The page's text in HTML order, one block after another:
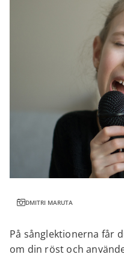
DMITRI MARUTA
På sånglektionerna får
om din röst och